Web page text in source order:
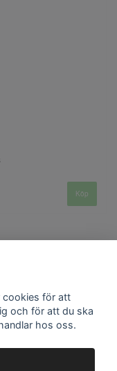
cookies för att
och för att du ska
hos oss.